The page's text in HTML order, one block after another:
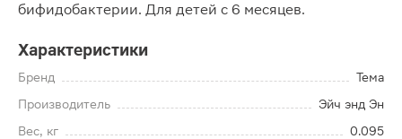
бифидобактерии. Для детей с 6 месяцев.
Характеристики
Бренд
Тема
Производитель
Эйч энд Эн
Вес, кг
0.095